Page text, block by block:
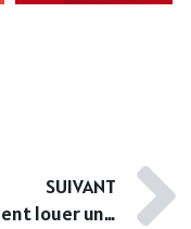
SUIVANT
Comment louer une maison à Orléans sans complications